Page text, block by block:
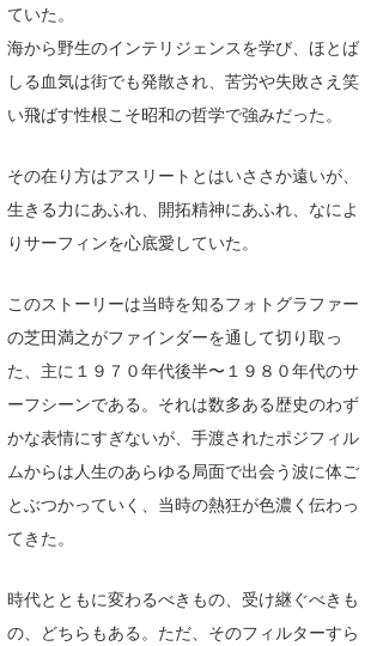
ていた。
海から野生のインテリジェンスを学び、ほとば
しる血気は街でも発散され、苦労や失敗さえ笑
い飛ばす性根こそ昭和の哲学で強みだった。
その在り方はアスリートとはいささか遠いが、
生きる力にあふれ、開拓精神にあふれ、なによ
りサーフィンを心底愛していた。
このストーリーは当時を知るフォトグラファー
の芝田満之がファインダーを通して切り取っ
た、主に１９７０年代後半〜１９８０年代のサ
ーフシーンである。それは数多ある歴史のわず
かな表情にすぎないが、手渡されたポジフィル
ムからは人生のあらゆる局面で出会う波に体ご
とぶつかっていく、当時の熱狂が色濃く伝わっ
てきた。
時代とともに変わるべきもの、受け継ぐべきも
の、どちらもある。ただ、そのフィルターすら
S.K
Soulman
waka☆=
YUKI☆
ハンマー
まっきー
三輪予報士
小川予報士
唐澤予報士